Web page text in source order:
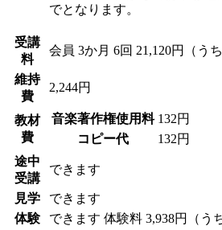
でとなります。
受講
料
会員 3か月 6回 21,120円（う
維持
費
2,244円
教材
費
音楽著作権使用料 132円
コピー代
132円
途中
受講
できます
見学
できます
体験
できます 体験料 3,938円（う